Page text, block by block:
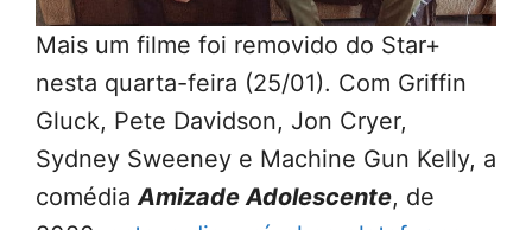
Mais um filme foi removido do Star+
nesta quarta-feira (25/01). Com Griffin
Gluck, Pete Davidson, Jon Cryer,
Sydney Sweeney e Machine Gun Kelly, a
comédiaAmizade Adolescente, de